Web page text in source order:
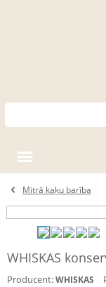
Mitrā kaķu barība
WHISKAS
Producent:WHISKAS